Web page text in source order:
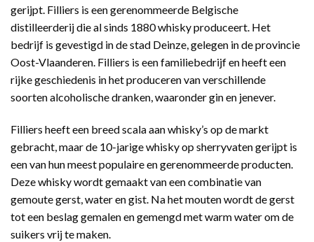
gerijpt. Filliers is een gerenommeerde Belgische
distilleerderij die al sinds 1880 whisky produceert. Het
bedrijf is gevestigd in de stad Deinze, gelegen in de provincie
Oost-Vlaanderen. Filliers is een familiebedrijf en heeft een
rijke geschiedenis in het produceren van verschillende
soorten alcoholische dranken, waaronder gin en jenever.
Filliers heeft een breed scala aan whisky’s op de markt
gebracht, maar de 10-jarige whisky op sherryvaten gerijpt is
een van hun meest populaire en gerenommeerde producten.
Deze whisky wordt gemaakt van een combinatie van
gemoute gerst, water en gist. Na het mouten wordt de gerst
tot een beslag gemalen en gemengd met warm water om de
suikers vrij te maken.